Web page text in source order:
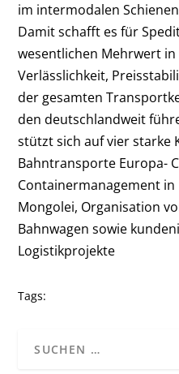
im intermodalen
Damit schafft es für
wesentlichen Mehrwert in
Verlässlichkeit,
der gesamten
den deutschlandweit
stützt sich auf vier starke
Bahntransporte Europa-
Containermanagement in
Mongolei, Organisation
Bahnwagen sowie
Logistikprojekte
Tags: